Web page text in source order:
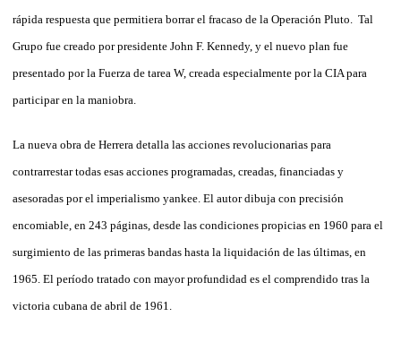
rápida respuesta que permitiera borrar el fracaso de la Operación Pluto. Tal
Grupo fue creado por presidente John F. Kennedy, y el nuevo plan fue
presentado por la Fuerza de tarea W, creada especialmente por la CIA para
participar en la maniobra.
La nueva obra de Herrera detalla las acciones revolucionarias para
contrarrestar todas esas acciones programadas, creadas, financiadas y
asesoradas por el imperialismo yankee. El autor dibuja con precisión
encomiable, en 243 páginas, desde las condiciones propicias en 1960 para el
surgimiento de las primeras bandas hasta la liquidación de las últimas, en
1965. El período tratado con mayor profundidad es el comprendido tras la
victoria cubana de abril de 1961.